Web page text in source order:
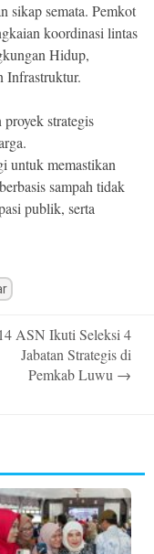
sikap semata. Pemkot
koordinasi lintas
Hidup,
Infrastruktur.
strategis
untuk memastikan
sampah tidak
publik, serta
14 ASN Ikuti Seleksi 4
Jabatan Strategis di
Pemkab Luwu →